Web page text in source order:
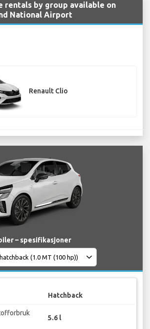
rentals by group available on
National Airport
Renault Clio
– spesifikasjoner
Hatchback
5.6 l